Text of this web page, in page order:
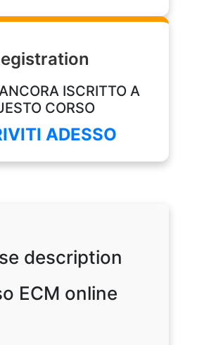
ISCRITTO A
CORSO
ADESSO
description
ECM online